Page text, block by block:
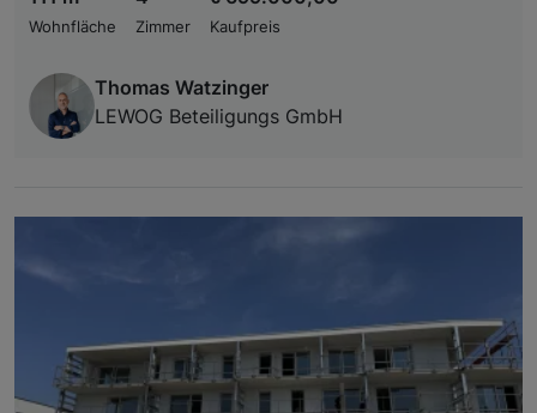
Wohnfläche
Zimmer Kaufpreis
Thomas Watzinger
LEWOG Beteiligungs GmbH